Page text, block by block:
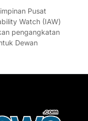
Pusat
Watch (IAW)
pengangkatan
Dewan